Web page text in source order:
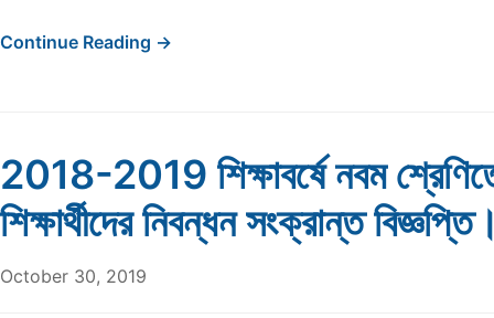
Continue Reading →
2018-2019 শিক্ষাবর্ষে নবম
শিক্ষার্থীদের নিবন্ধন সংক্রান্ত
October 30, 2019